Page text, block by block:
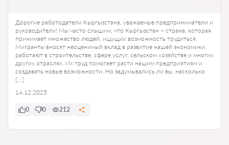
Дорогие работодатели Кыргызстана, уважаемые предприниматели и
руководители! Мы часто слышим, что Кыргызстан – страна, которая
принимает множество людей, ищущих возможность трудиться.
Мигранты вносят неоценимый вклад в развитие нашей экономики,
работают в строительстве, сфере услуг, сельском хозяйстве и многих
других отраслях. Их труд помогает расти нашим предприятиям и
создавать новые возможности. Но задумывались ли вы, насколько
[…]
14.12.2025
0 0 212